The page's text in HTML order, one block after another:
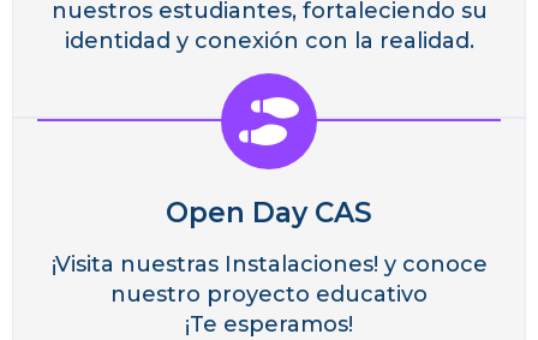
nuestros estudiantes, fortaleciendo su
identidad y conexión con la realidad.
Open Day CAS
¡Visita nuestras Instalaciones! y conoce
nuestro proyecto educativo
¡Te esperamos!